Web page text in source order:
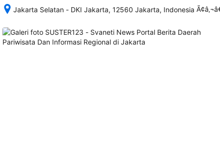
Jakarta Selatan - DKI Jakarta, 12560 Jakarta, Indonesia
memesan,
semua